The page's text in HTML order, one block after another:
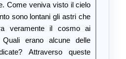
Come veniva visto il cielo
sono lontani gli astri che
veramente il cosmo ai
erano alcune delle
Attraverso queste